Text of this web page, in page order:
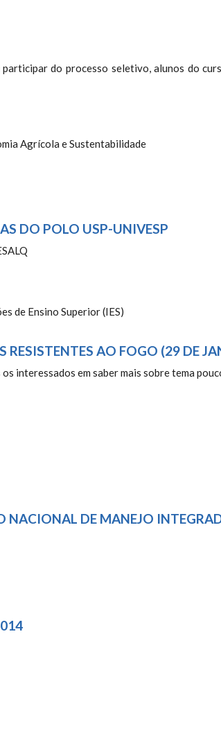
do processo seletivo, alunos do
Agrícola e Sustentabilidade
DO POLO USP-UNIVESP
de Ensino Superior (IES)
RESISTENTES AO FOGO (29 DE
interessados em saber mais sobre tema
NACIONAL DE MANEJO
DE GRAU DA CLASSE